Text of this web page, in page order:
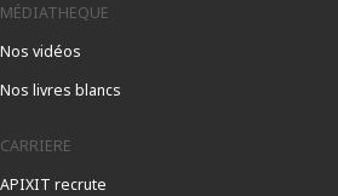
MÉDIATHEQUE
Nos vidéos
Nos livres blancs
CARRIERE
APIXIT recrute